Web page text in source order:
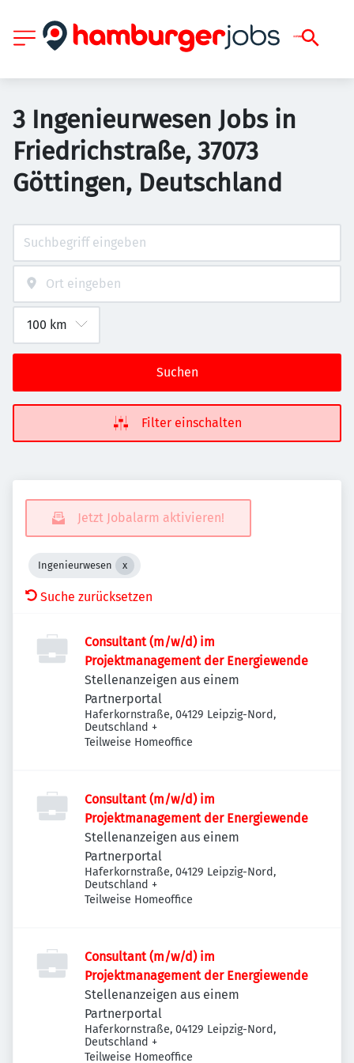
3 Ingenieurwesen Jobs in
Friedrichstraße, 37073
Göttingen, Deutschland
Suchen
Filter einschalten
Jetzt Jobalarm aktivieren!
Ingenieurwesen
Suche zurücksetzen
Consultant (m/w/d) im
Projektmanagement der Energiewende
Stellenanzeigen aus einem
Partnerportal
Haferkornstraße, 04129 Leipzig-Nord,
Deutschland +
Teilweise Homeoffice
Consultant (m/w/d) im
Projektmanagement der Energiewende
Stellenanzeigen aus einem
Partnerportal
Haferkornstraße, 04129 Leipzig-Nord,
Deutschland +
Teilweise Homeoffice
Consultant (m/w/d) im
Projektmanagement der Energiewende
Stellenanzeigen aus einem
Partnerportal
Haferkornstraße, 04129 Leipzig-Nord,
Deutschland +
Teilweise Homeoffice